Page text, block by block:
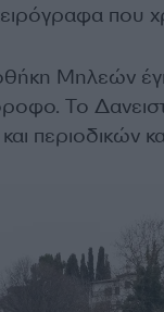
που
Μηλεών
Το
περιοδικών